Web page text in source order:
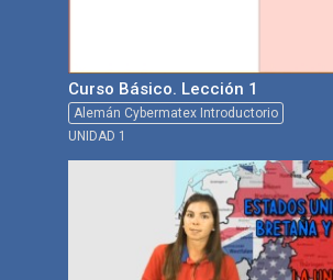
Curso Básico. Lección 1
Alemán Cybermatex Introductorio
UNIDAD 1